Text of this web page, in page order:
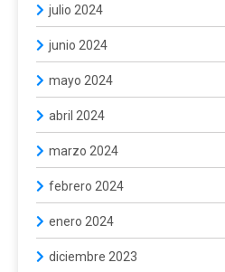
julio 2024
junio 2024
mayo 2024
abril 2024
marzo 2024
febrero 2024
enero 2024
diciembre 2023